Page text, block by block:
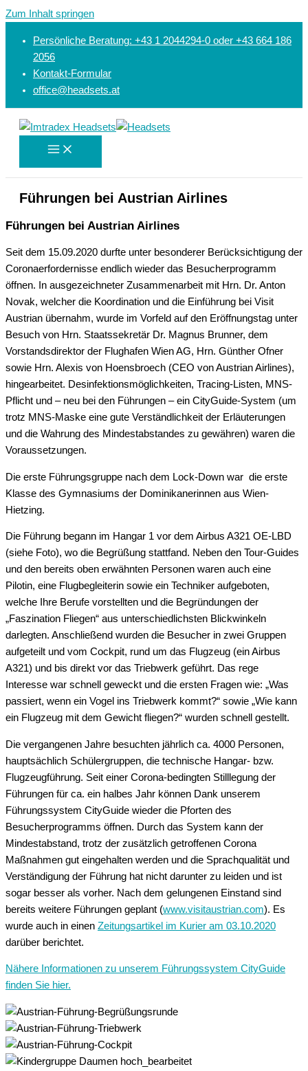
Zum Inhalt springen
Persönliche Beratung: +43 1 2044294-0 oder +43 664 186
2056
Kontakt-Formular
office@headsets.at
Führungen bei Austrian Airlines
Führungen bei Austrian Airlines
Seit dem 15.09.2020 durfte unter besonderer Berücksichtigung der
Coronaerfordernisse endlich wieder das Besucherprogramm
öffnen. In ausgezeichneter Zusammenarbeit mit Hrn. Dr. Anton
Novak, welcher die Koordination und die Einführung bei Visit
Austrian übernahm, wurde im Vorfeld auf den Eröffnungstag unter
Besuch von Hrn. Staatssekretär Dr. Magnus Brunner, dem
Vorstandsdirektor der Flughafen Wien AG, Hrn. Günther Ofner
sowie Hrn. Alexis von Hoensbroech (CEO von Austrian Airlines),
hingearbeitet. Desinfektionsmöglichkeiten, Tracing-Listen, MNS-
Pflicht und – neu bei den Führungen – ein CityGuide-System (um
trotz MNS-Maske eine gute Verständlichkeit der Erläuterungen
und die Wahrung des Mindestabstandes zu gewähren) waren die
Voraussetzungen.
Die erste Führungsgruppe nach dem Lock-Down war die erste
Klasse des Gymnasiums der Dominikanerinnen aus Wien-
Hietzing.
Die Führung begann im Hangar 1 vor dem Airbus A321 OE-LBD
(siehe Foto), wo die Begrüßung stattfand. Neben den Tour-Guides
und den bereits oben erwähnten Personen waren auch eine
Pilotin, eine Flugbegleiterin sowie ein Techniker aufgeboten,
welche Ihre Berufe vorstellten und die Begründungen der
„Faszination Fliegen“ aus unterschiedlichsten Blickwinkeln
darlegten. Anschließend wurden die Besucher in zwei Gruppen
aufgeteilt und vom Cockpit, rund um das Flugzeug (ein Airbus
A321) und bis direkt vor das Triebwerk geführt. Das rege
Interesse war schnell geweckt und die ersten Fragen wie: „Was
passiert, wenn ein Vogel ins Triebwerk kommt?“ sowie „Wie kann
ein Flugzeug mit dem Gewicht fliegen?“ wurden schnell gestellt.
Die vergangenen Jahre besuchten jährlich ca. 4000 Personen,
hauptsächlich Schülergruppen, die technische Hangar- bzw.
Flugzeugführung. Seit einer Corona-bedingten Stilllegung der
Führungen für ca. ein halbes Jahr können Dank unserem
Führungssystem CityGuide wieder die Pforten des
Besucherprogramms öffnen. Durch das System kann der
Mindestabstand, trotz der zusätzlich getroffenen Corona
Maßnahmen gut eingehalten werden und die Sprachqualität und
Verständigung der Führung hat nicht darunter zu leiden und ist
sogar besser als vorher. Nach dem gelungenen Einstand sind
bereits weitere Führungen geplant (www.visitaustrian.com). Es
wurde auch in einen Zeitungsartikel im Kurier am 03.10.2020
darüber berichtet.
Nähere Informationen zu unserem Führungssystem CityGuide
finden Sie hier.